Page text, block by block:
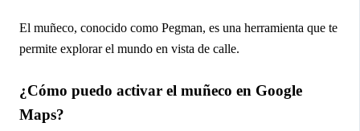
El muñeco, conocido como Pegman, es una herramienta que te
permite explorar el mundo en vista de calle.
¿Cómo puedo activar el muñeco en Google
Maps?